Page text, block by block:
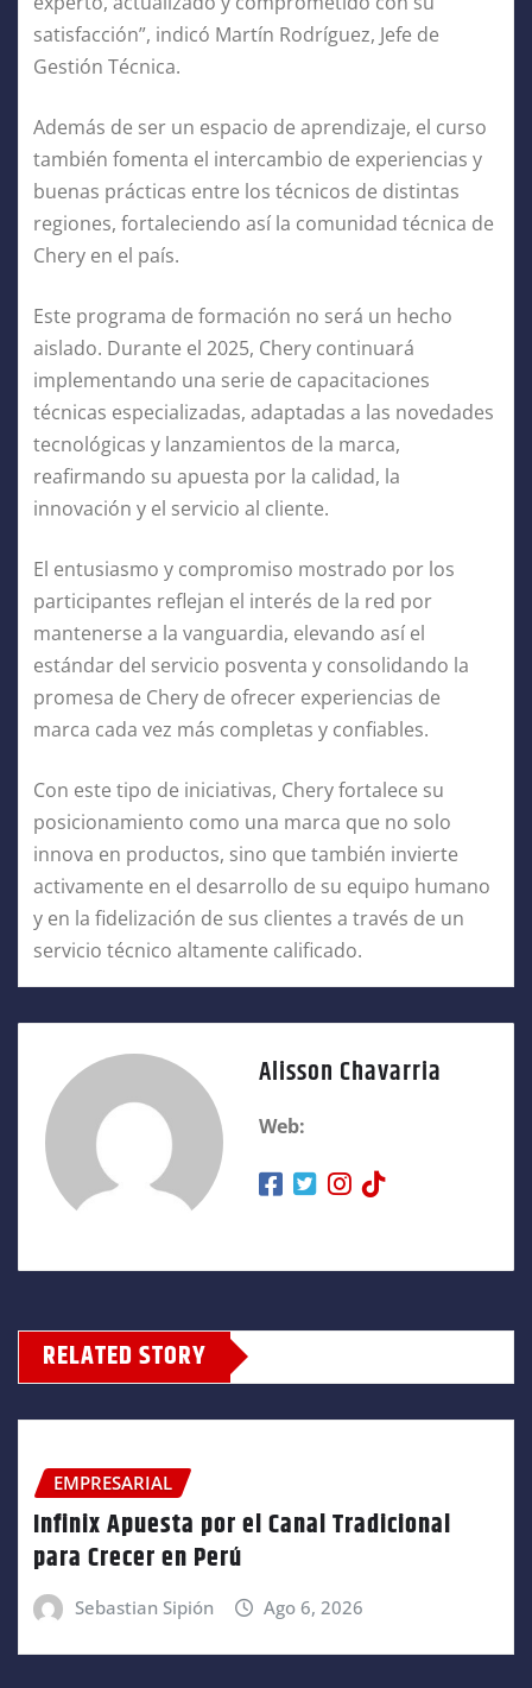
satisfacción”, indicó Martín Rodríguez, Jefe de
Gestión Técnica.
Además de ser un espacio de aprendizaje, el curso
también fomenta el intercambio de experiencias y
buenas prácticas entre los técnicos de distintas
regiones, fortaleciendo así la comunidad técnica de
Chery en el país.
Este programa de formación no será un hecho
aislado. Durante el 2025, Chery continuará
implementando una serie de capacitaciones
técnicas especializadas, adaptadas a las novedades
tecnológicas y lanzamientos de la marca,
reafirmando su apuesta por la calidad, la
innovación y el servicio al cliente.
El entusiasmo y compromiso mostrado por los
participantes reflejan el interés de la red por
mantenerse a la vanguardia, elevando así el
estándar del servicio posventa y consolidando la
promesa de Chery de ofrecer experiencias de
marca cada vez más completas y confiables.
Con este tipo de iniciativas, Chery fortalece su
posicionamiento como una marca que no solo
innova en productos, sino que también invierte
activamente en el desarrollo de su equipo humano
y en la fidelización de sus clientes a través de un
servicio técnico altamente calificado.
Alisson Chavarria
Web:
RELATED STORY
EMPRESARIAL
Infinix Apuesta por el Canal Tradicional
para Crecer en Perú
Sebastian Sipión Ago 6, 2026